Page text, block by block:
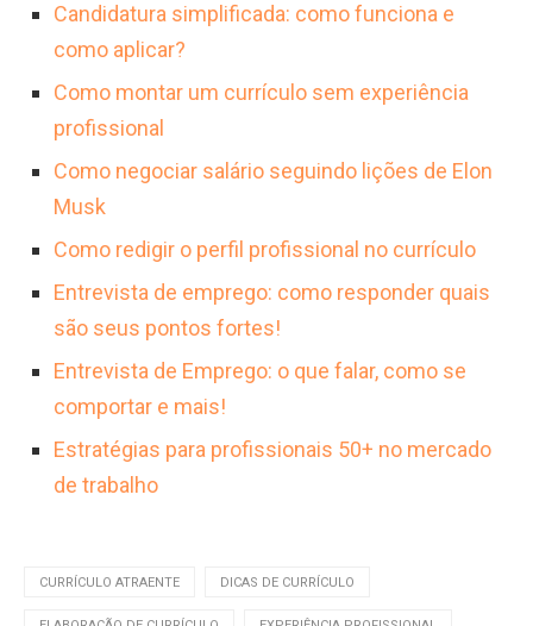
Candidatura simplificada: como funciona e
como aplicar?
Como montar um currículo sem experiência
profissional
Como negociar salário seguindo lições de Elon
Musk
Como redigir o perfil profissional no currículo
Entrevista de emprego: como responder quais
são seus pontos fortes!
Entrevista de Emprego: o que falar, como se
comportar e mais!
Estratégias para profissionais 50+ no mercado
de trabalho
CURRÍCULO ATRAENTE DICAS DE CURRÍCULO